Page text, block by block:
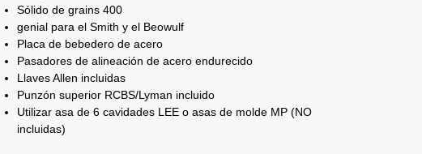
Sólido de grains 400
genial para el Smith y el Beowulf
Placa de bebedero de acero
Pasadores de alineación de acero endurecido
Llaves Allen incluidas
Punzón superior RCBS/Lyman incluido
Utilizar asa de 6 cavidades LEE o asas de molde MP (NO
incluidas)